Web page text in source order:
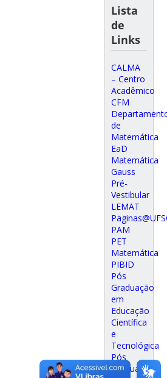
Lista
de
Links
CALMA
– Centro
Acadêmico
CFM
de
Matemática
EaD
Matemática
Gauss
Pré-
Vestibular
LEMAT
PAM
PET
Matemática
PIBID
Pós
Graduação
em
Educação
Científica
e
Tecnológica
Pós
Graduação